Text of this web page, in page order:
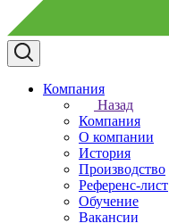
Компания
Назад
Компания
О компании
История
Производство
Референс-лист
Обучение
Вакансии